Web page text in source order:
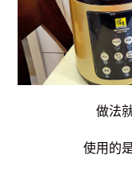
做法
使用的